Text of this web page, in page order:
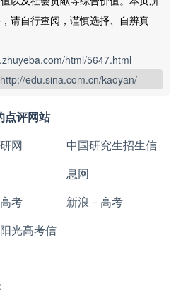
请自行查阅，谨慎选择、自辨真
html/5647.html
http://edu.sina.com.cn/kaoyan/
点评网站
网
中国研究生招生信
息网
考
新浪－高考
光高考信